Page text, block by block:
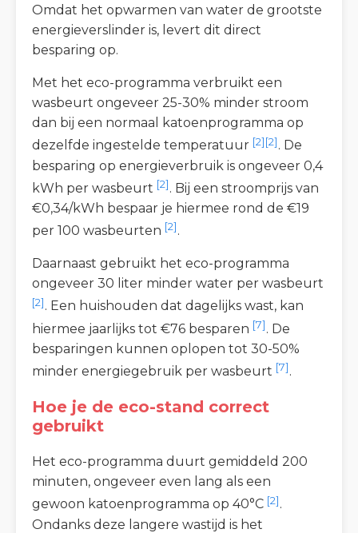
Omdat het opwarmen van water de grootste
energieverslinder is, levert dit direct
besparing op.
Met het eco-programma verbruikt een
wasbeurt ongeveer 25-30% minder stroom
dan bij een normaal katoenprogramma op
dezelfde ingestelde temperatuur [2][2]. De
besparing op energieverbruik is ongeveer 0,4
kWh per wasbeurt [2]. Bij een stroomprijs van
€0,34/kWh bespaar je hiermee rond de €19
per 100 wasbeurten [2].
Daarnaast gebruikt het eco-programma
ongeveer 30 liter minder water per wasbeurt
[2]. Een huishouden dat dagelijks wast, kan
hiermee jaarlijks tot €76 besparen [7]. De
besparingen kunnen oplopen tot 30-50%
minder energiegebruik per wasbeurt [7].
Hoe je de eco-stand correct
gebruikt
Het eco-programma duurt gemiddeld 200
minuten, ongeveer even lang als een
gewoon katoenprogramma op 40°C [2].
Ondanks deze langere wastijd is het